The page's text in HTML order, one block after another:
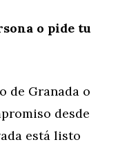
o pide tu
de Granada o
desde
está listo